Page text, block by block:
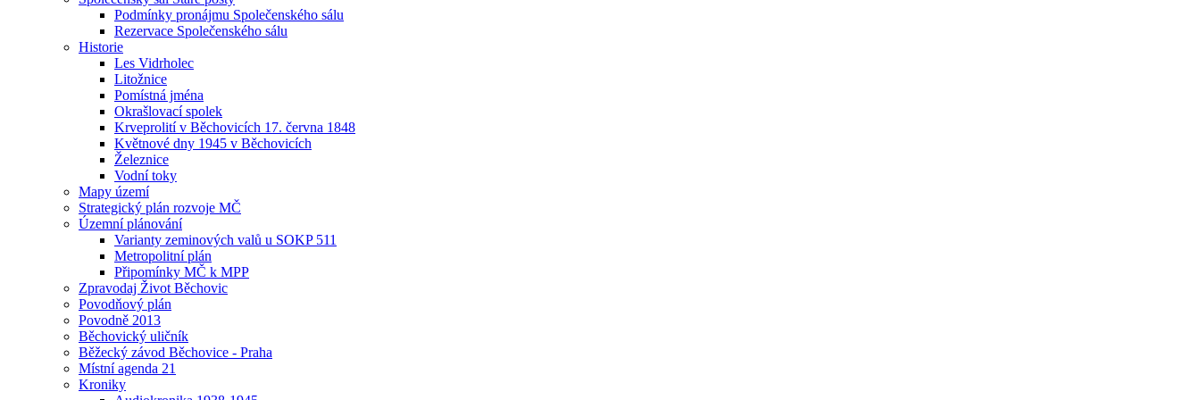
Podmínky pronájmu Společenského sálu
Rezervace Společenského sálu
Historie
Les Vidrholec
Litožnice
Pomístná jména
Okrašlovací spolek
Krveprolití v Běchovicích 17. června 1848
Květnové dny 1945 v Běchovicích
Železnice
Vodní toky
Mapy území
Strategický plán rozvoje MČ
Územní plánování
Varianty zeminových valů u SOKP 511
Metropolitní plán
Připomínky MČ k MPP
Zpravodaj Život Běchovic
Povodňový plán
Povodně 2013
Běchovický uličník
Běžecký závod Běchovice - Praha
Místní agenda 21
Kroniky